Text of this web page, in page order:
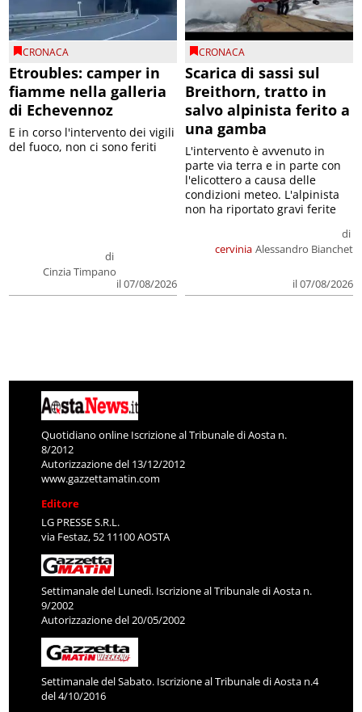
CRONACA
Etroubles: camper in
fiamme nella galleria
di Echevennoz
di
Cinzia Timpano
il 07/08/2026
E in corso l'intervento dei vigili
del fuoco, non ci sono feriti
CRONACA
Scarica di sassi sul
Breithorn, tratto in
salvo alpinista ferito a
una gamba
cervinia
di
Alessandro Bianchet
il 07/08/2026
L'intervento è avvenuto in
parte via terra e in parte con
l'elicottero a causa delle
condizioni meteo. L'alpinista
non ha riportato gravi ferite
Quotidiano online Iscrizione al Tribunale di Aosta n.
8/2012
Autorizzazione del 13/12/2012
www.gazzettamatin.com
Editore
LG PRESSE S.R.L.
via Festaz, 52 11100 AOSTA
Settimanale del Lunedì. Iscrizione al Tribunale di Aosta n.
9/2002
Autorizzazione del 20/05/2002
Settimanale del Sabato. Iscrizione al Tribunale di Aosta n.4
del 4/10/2016